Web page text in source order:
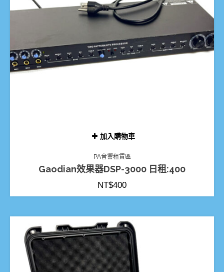
加入購物車
PA音響租賃區
Gaodian效果器DSP-3000 日租:400
NT$400